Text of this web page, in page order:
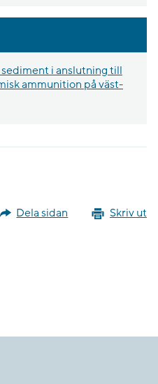
i anslutning till
ammunition på väst-
MB.
Skriv ut
Dela sidan